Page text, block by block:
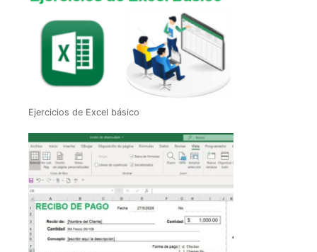
Ejercicios de Excel básico